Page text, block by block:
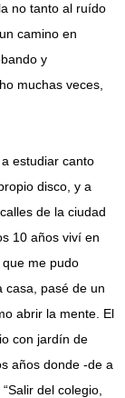
no tanto al ruído
camino en
y
muchas veces,
estudiar canto
disco, y a
de la ciudad
10 años viví en
me pudo
casa, pasé de un
abrir la mente. El
con jardín de
años donde -de a
del colegio,